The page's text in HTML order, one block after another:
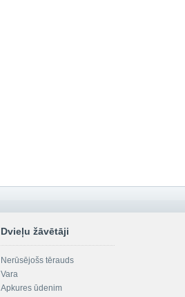
Dvieļu žāvētāji
Nerūsējošs tērauds
Vara
Apkures ūdenim